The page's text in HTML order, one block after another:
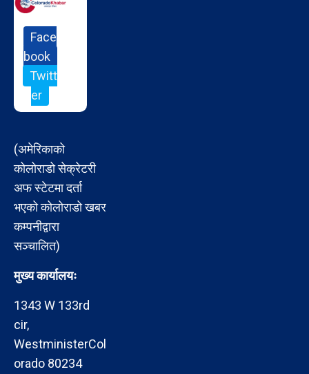
Face
book
Twitt
er
(अमेरिकाको
कोलोराडो सेक्रेटरी
अफ स्टेटमा दर्ता
भएको कोलोराडो खबर
कम्पनीद्वारा
सञ्चालित)
मुख्य कार्यालयः
1343 W 133rd
cir,
WestministerCol
orado 80234